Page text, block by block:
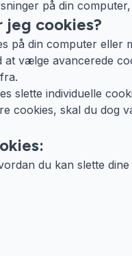
på din
cookies?
på din computer
vælge avancerede
slette individuelle
cookies, skal du
du kan slette